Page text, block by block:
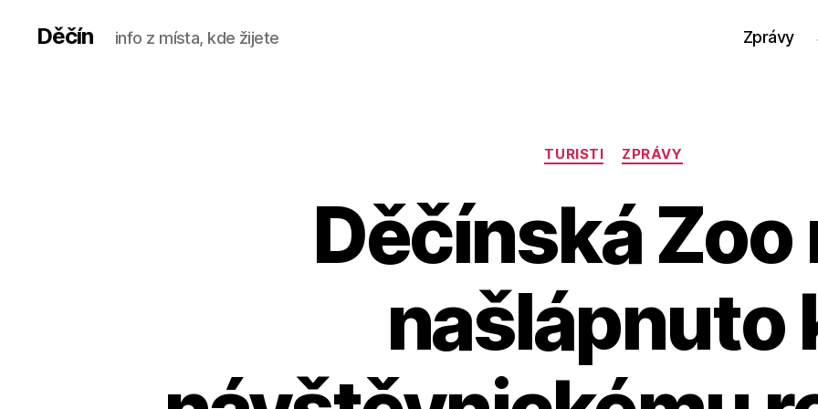
Děčín info z místa, kde žijete Zprávy
Rubriky
TURISTI ZPRÁVY
Děčínská Zoo
našlápnuto
u